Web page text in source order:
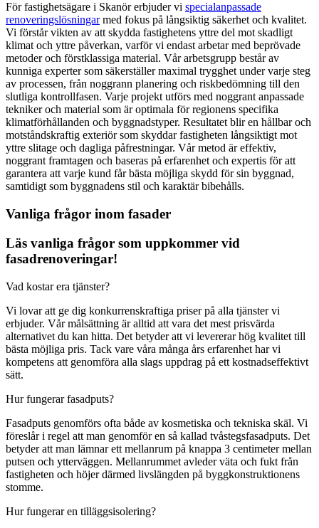
För fastighetsägare i Skanör erbjuder vi specialanpassade
renoveringslösningarmed fokus på långsiktig säkerhet och kvalitet.
Vi förstår vikten av att skydda fastighetens yttre del mot skadligt
klimat och yttre påverkan, varför vi endast arbetar med beprövade
metoder och förstklassiga material. Vår arbetsgrupp består av
kunniga experter som säkerställer maximal trygghet under varje steg
av processen, från noggrann planering och riskbedömning till den
slutliga kontrollfasen. Varje projekt utförs med noggrant anpassade
tekniker och material som är optimala för regionens specifika
klimatförhållanden och byggnadstyper. Resultatet blir en hållbar och
motståndskraftig exteriör som skyddar fastigheten långsiktigt mot
yttre slitage och dagliga påfrestningar. Vår metod är effektiv,
noggrant framtagen och baseras på erfarenhet och expertis för att
garantera att varje kund får bästa möjliga skydd för sin byggnad,
samtidigt som byggnadens stil och karaktär bibehålls.
Vanliga frågor inom fasader
Läs vanliga frågor som uppkommer vid
fasadrenoveringar!
Vad kostar era tjänster?
Vi lovar att ge dig konkurrenskraftiga priser på alla tjänster vi
erbjuder. Vår målsättning är alltid att vara det mest prisvärda
alternativet du kan hitta. Det betyder att vi levererar hög kvalitet till
bästa möjliga pris. Tack vare våra många års erfarenhet har vi
kompetens att genomföra alla slags uppdrag på ett kostnadseffektivt
sätt.
Hur fungerar fasadputs?
Fasadputs genomförs ofta både av kosmetiska och tekniska skäl. Vi
föreslår i regel att man genomför en så kallad tvåstegsfasadputs. Det
betyder att man lämnar ett mellanrum på knappa 3 centimeter mellan
putsen och ytterväggen. Mellanrummet avleder väta och fukt från
fastigheten och höjer därmed livslängden på byggkonstruktionens
stomme.
Hur fungerar en tilläggsisolering?